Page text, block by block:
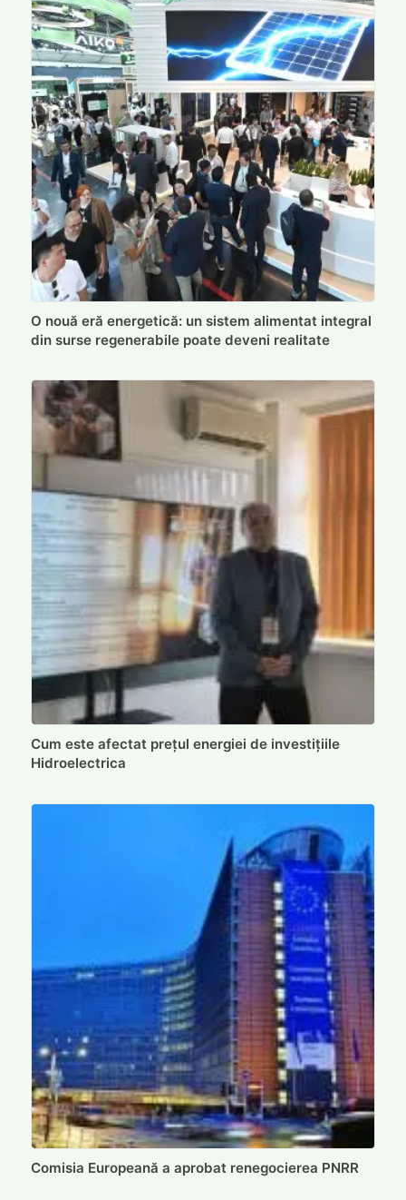
O nouă eră energetică: un sistem alimentat integral
din surse regenerabile poate deveni realitate
Cum este afectat prețul energiei de investițiile
Hidroelectrica
Comisia Europeană a aprobat renegocierea PNRR